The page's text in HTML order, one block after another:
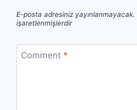
E-posta adresiniz yayınlanmayacak.
işaretlenmişlerdir
Comment *